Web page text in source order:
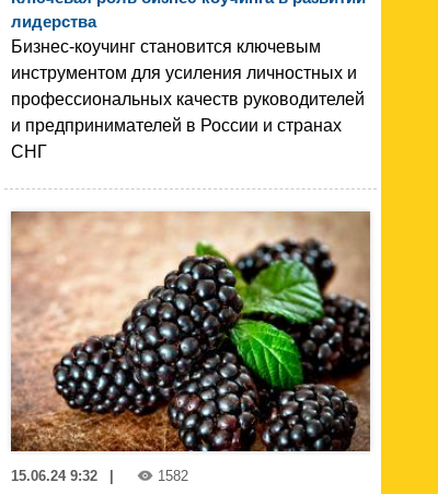
лидерства
Бизнес-коучинг становится ключевым
инструментом для усиления личностных и
профессиональных качеств руководителей
и предпринимателей в России и странах
СНГ
15.06.24 9:32 1582